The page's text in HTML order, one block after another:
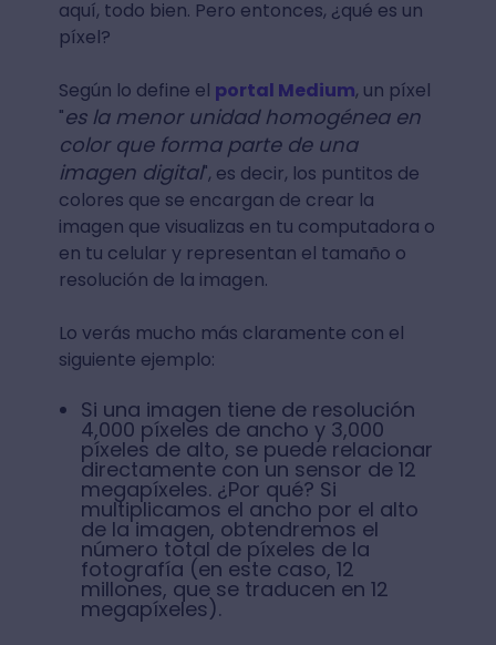
aquí, todo bien. Pero entonces, ¿qué es un
píxel?
Según lo define el portal Medium, un píxel
"es la menor unidad homogénea en
color que forma parte de una
imagen digital", es decir, los puntitos de
colores que se encargan de crear la
imagen que visualizas en tu computadora o
en tu celular y representan el tamaño o
resolución de la imagen.
Lo verás mucho más claramente con el
siguiente ejemplo:
Si una imagen tiene de resolución
4,000 píxeles de ancho y 3,000
píxeles de alto, se puede relacionar
directamente con un sensor de 12
megapíxeles. ¿Por qué? Si
multiplicamos el ancho por el alto
de la imagen, obtendremos el
número total de píxeles de la
fotografía (en este caso, 12
millones, que se traducen en 12
megapíxeles).